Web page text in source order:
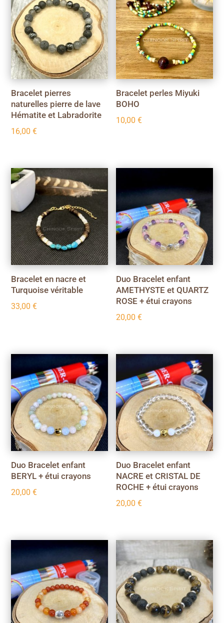
au
plus
ancien
Bracelet pierres
naturelles pierre de lave
Hématite et Labradorite
16,00€
Bracelet perles Miyuki
BOHO
10,00€
Bracelet en nacre et
Turquoise véritable
33,00€
Duo Bracelet enfant
AMETHYSTE et QUARTZ
ROSE + étui crayons
20,00€
Duo Bracelet enfant
BERYL + étui crayons
20,00€
Duo Bracelet enfant
NACRE et CRISTAL DE
ROCHE + étui crayons
20,00€